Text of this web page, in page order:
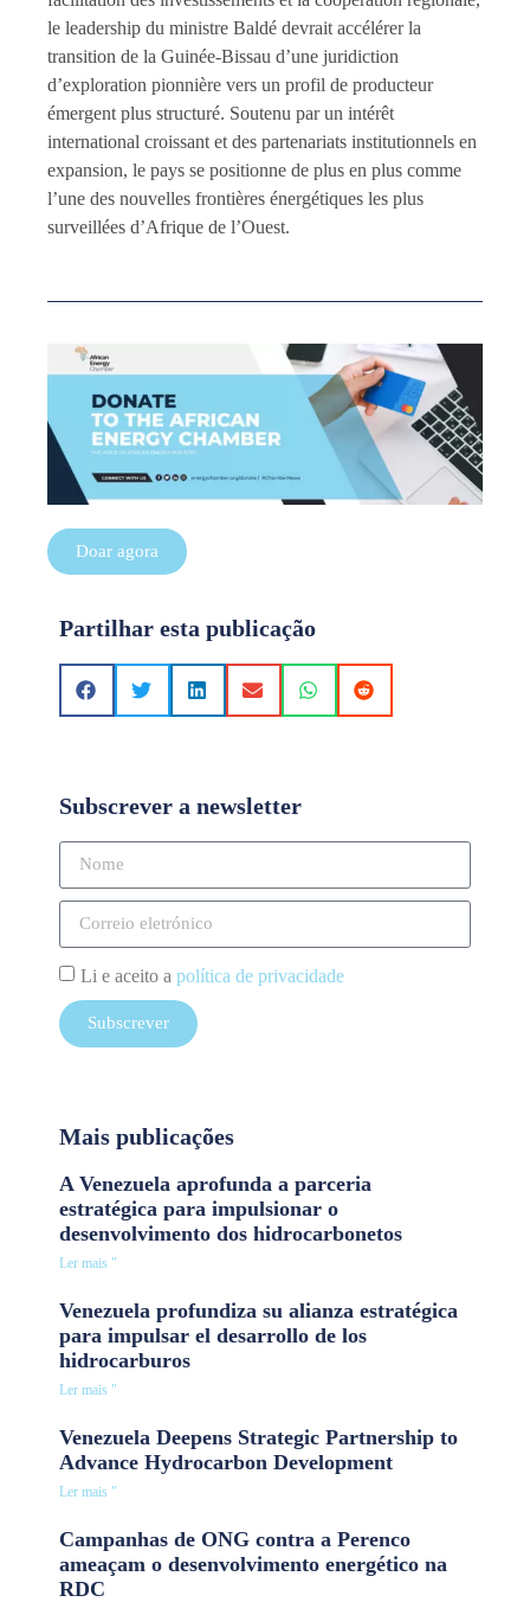
le leadership du ministre Baldé devrait accélérer la
transition de la Guinée-Bissau d’une juridiction
d’exploration pionnière vers un profil de producteur
émergent plus structuré. Soutenu par un intérêt
international croissant et des partenariats institutionnels en
expansion, le pays se positionne de plus en plus comme
l’une des nouvelles frontières énergétiques les plus
surveillées d’Afrique de l’Ouest.
Doar agora
Partilhar esta publicação
Subscrever a newsletter
Li e aceito a política de privacidade
Subscrever
Mais publicações
A Venezuela aprofunda a parceria
estratégica para impulsionar o
desenvolvimento dos hidrocarbonetos
Ler mais "
Venezuela profundiza su alianza estratégica
para impulsar el desarrollo de los
hidrocarburos
Ler mais "
Venezuela Deepens Strategic Partnership to
Advance Hydrocarbon Development
Ler mais "
Campanhas de ONG contra a Perenco
ameaçam o desenvolvimento energético na
RDC